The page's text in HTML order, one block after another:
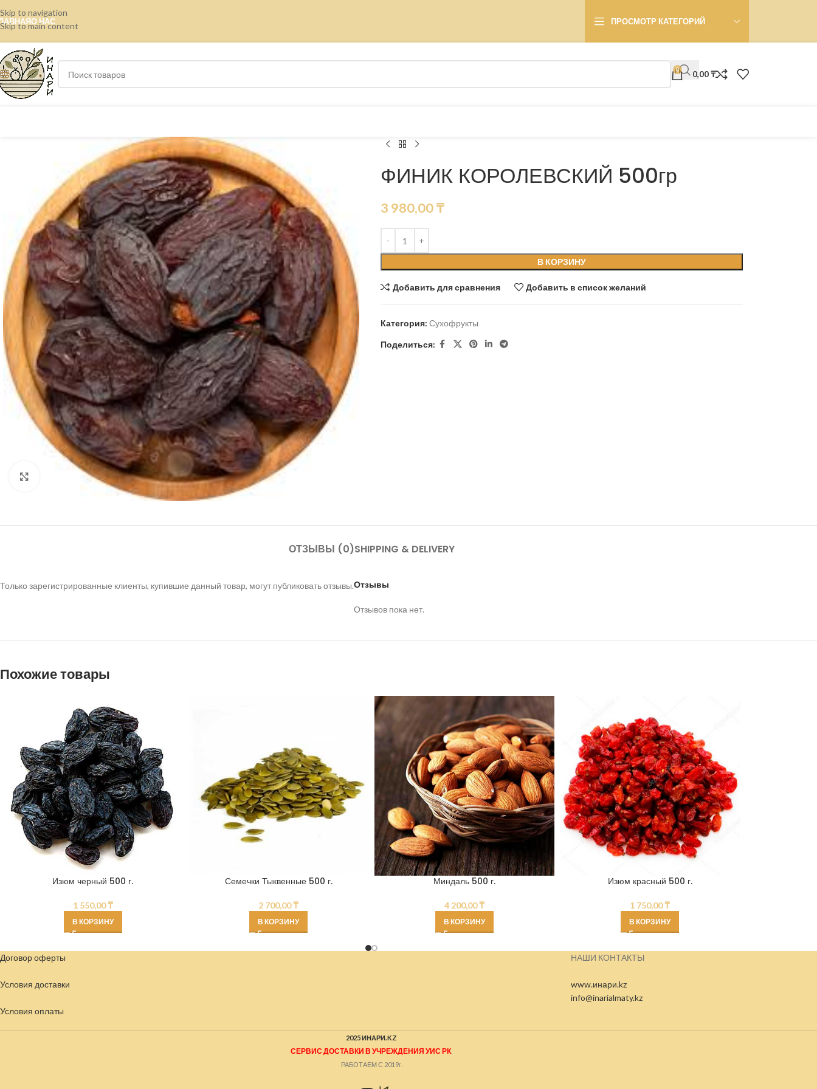
Skip to navigation
Skip to main content
О НАС ПРОСМОТР КАТЕГОРИЙ
0 0,00₸
Нажмите, чтобы увеличить
ФИНИК КОРОЛЕВСКИЙ 500гр
3 980,00₸
В КОРЗИНУ
Добавить для сравнения Добавить в список желаний
Категория: Сухофрукты
Поделиться:
ОТЗЫВЫ (0)SHIPPING & DELIVERY
Отзывы
Отзывов пока нет.
Только зарегистрированные клиенты, купившие данный товар, могут публиковать отзывы.
Похожие товары
Изюм черный 500 г.
1 550,00₸
В КОРЗИНУ
Семечки Тыквенные 500 г.
2 700,00₸
В КОРЗИНУ
Миндаль 500 г.
4 200,00₸
В КОРЗИНУ
Изюм красный 500 г.
1 750,00₸
В КОРЗИНУ
Договор оферты
Условия доставки
Условия оплаты
НАШИ КОНТАКТЫ
www.инари.kz
info@inarialmaty.kz
2025 ИНАРИ.KZ
СЕРВИС ДОСТАВКИ В УЧРЕЖДЕНИЯ УИС РК
РАБОТАЕМ С 2019г.